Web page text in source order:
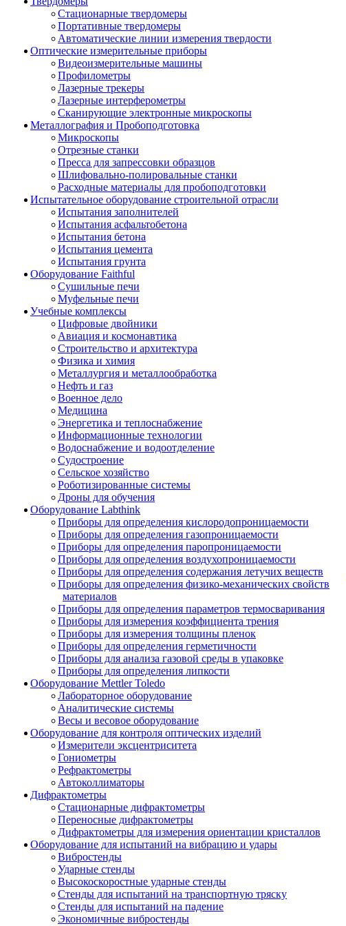
Стационарные твердомеры
Портативные твердомеры
Автоматические линии измерения твердости
Оптические измерительные приборы
Видеоизмерительные машины
Профилометры
Лазерные трекеры
Лазерные интерферометры
Сканирующие электронные микроскопы
Металлография и Пробоподготовка
Микроскопы
Отрезные станки
Пресса для запрессовки образцов
Шлифовально-полировальные станки
Расходные материалы для пробоподготовки
Испытательное оборудование строительной отрасли
Испытания заполнителей
Испытания асфальтобетона
Испытания бетона
Испытания цемента
Испытания грунта
Оборудование Faithful
Сушильные печи
Муфельные печи
Учебные комплексы
Цифровые двойники
Авиация и космонавтика
Строительство и архитектура
Физика и химия
Металлургия и металлообработка
Нефть и газ
Военное дело
Медицина
Энергетика и теплоснабжение
Информационные технологии
Водоснабжение и водоотделение
Судостроение
Сельское хозяйство
Роботизированные системы
Дроны для обучения
Оборудование Labthink
Приборы для определения кислородопроницаемости
Приборы для определения газопроницаемости
Приборы для определения паропроницаемости
Приборы для определения воздухопроницаемости
Приборы для определения содержания летучих веществ
Приборы для определения физико-механических свойств
материалов
Приборы для определения параметров термосваривания
Приборы для измерения коэффициента трения
Приборы для измерения толщины пленок
Приборы для определения герметичности
Приборы для анализа газовой среды в упаковке
Приборы для определения липкости
Оборудование Mettler Toledo
Лабораторное оборудование
Аналитические системы
Весы и весовое оборудование
Оборудование для контроля оптических изделий
Измерители эксцентриситета
Гониометры
Рефрактометры
Автоколлиматоры
Дифрактометры
Стационарные дифрактометры
Переносные дифрактометры
Дифрактометры для измерения ориентации кристаллов
Оборудование для испытаний на вибрацию и удары
Вибростенды
Ударные стенды
Высокоскоростные ударные стенды
Стенды для испытаний на транспортную тряску
Стенды для испытаний на падение
Экономичные вибростенды